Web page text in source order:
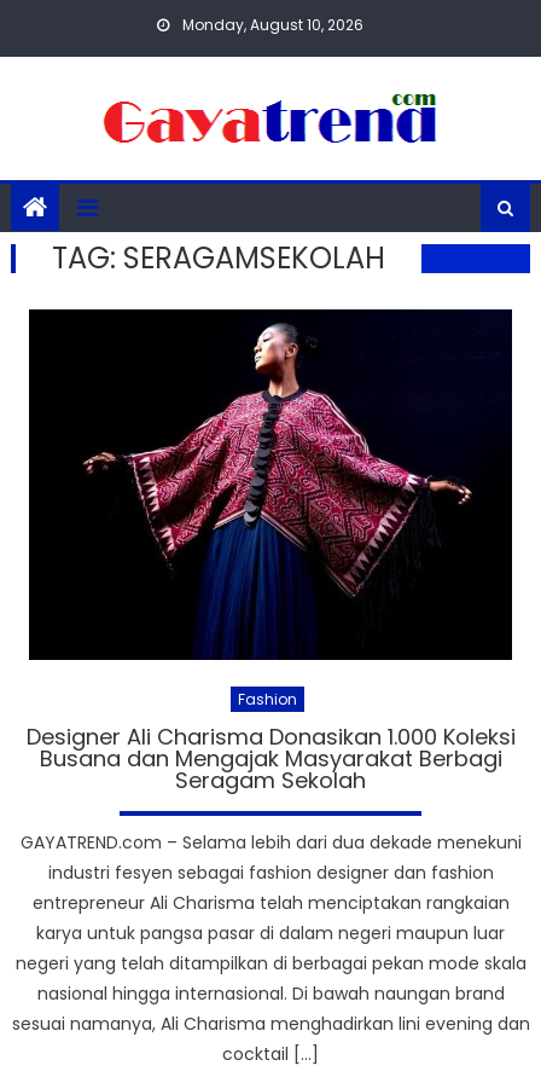
Monday, August 10, 2026
TAG: SERAGAMSEKOLAH
Fashion
Designer Ali Charisma Donasikan 1.000 Koleksi
Busana dan Mengajak Masyarakat Berbagi
Seragam Sekolah
GAYATREND.com – Selama lebih dari dua dekade menekuni
industri fesyen sebagai fashion designer dan fashion
entrepreneur Ali Charisma telah menciptakan rangkaian
karya untuk pangsa pasar di dalam negeri maupun luar
negeri yang telah ditampilkan di berbagai pekan mode skala
nasional hingga internasional. Di bawah naungan brand
sesuai namanya, Ali Charisma menghadirkan lini evening dan
cocktail […]